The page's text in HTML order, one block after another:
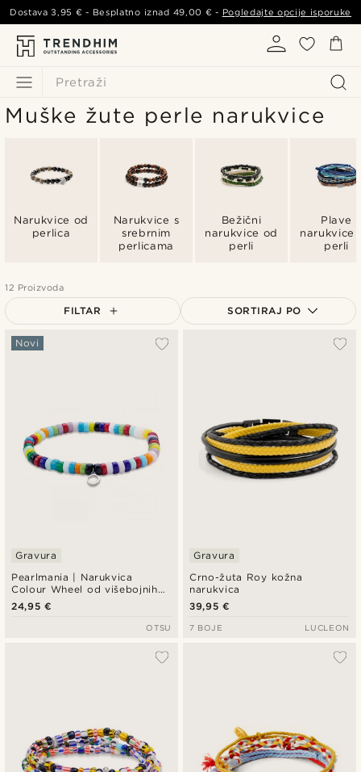
Pretraži
Dostava3,95 € - Besplatno iznad 49,00 € - Pogledajte opcije isporuke
Muške žute perle narukvice
Narukvice od
perlica
Narukvice s
srebrnim
perlicama
Bežični
narukvice od
perli
Plave
narukvice
perli
12 Proizvoda
FILTAR SORTIRAJ PO
Pearlmania | Narukvica
Colour Wheel od višebojnih
staklenih perlica
Novi
Gravura
24,95 €
OTSU
Crno-žuta Roy kožna
narukvica
Gravura
39,95 €
7 BOJE LUCLEON